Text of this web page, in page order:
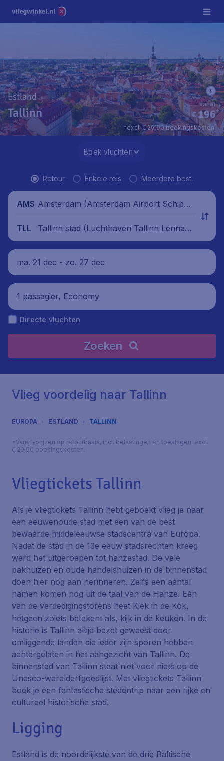
Estland
Tallinn €196*
vanaf
*excl. € 29,90 boekingskosten.
Boek vluchten
Retour Enkele reis Meerdere best.
AMS Amsterdam (Amsterdam Airport Schipho
TLL
Tallinn stad (Luchthaven Tallinn Lennart
Meri), Estland
ma. 21 dec - zo. 27 dec
1 passagier, Economy
Directe vluchten
Zoeken
Vlieg voordelig naar Tallinn
EUROPA ESTLAND TALLINN
*Vanaf-prijzen op retourbasis, incl. belastingen en toeslagen, excl.
€ 29,90 boekingskosten.
Vliegtickets Tallinn
Als je vliegtickets Tallinn hebt geboekt vlieg je naar
een eeuwenoude stad met een van de best
bewaarde middeleeuwse stadscentra van Europa.
Nadat de stad in de 13e eeuw stadsrechten kreeg
werd het uitgeroepen tot hanzestad. De vele
pakhuizen en oude handelshuizen in de binnenstad
doen hier nog aan herinneren. Zelfs een aantal
namen komen nog uit de taal van de Hanze. Eén
van de verdedigingstorens heet Kiek in de Kök,
hetgeen zoiets betekent als, kijk in de keuken. In de
historie is Tallinn altijd bezet geweest door
omliggende landen die ieder zijn sporen hebben
achtergelaten in het aangezicht van Tallinn. De
binnenstad van Tallinn staat niet voor niets op de
Unesco-werelderfgoedlijst. Met vliegtickets Tallinn
boek je een fantastische stedentrip naar een rijke en
cultureel historische stad.
Ligging
Estland is de noordelijkste van de drie Baltische